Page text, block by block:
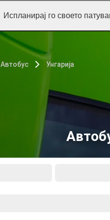
Испланирај го своето
Автобус Унгарија